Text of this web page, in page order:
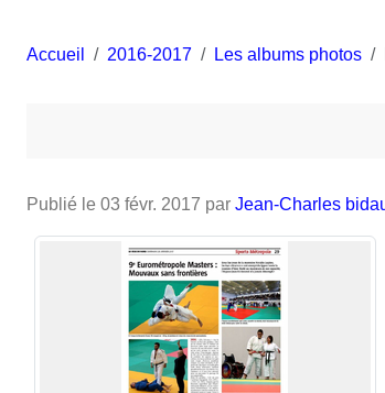
Accueil 2016-2017 Les albums photos
Publié le 03 févr. 2017 par Jean-Charles